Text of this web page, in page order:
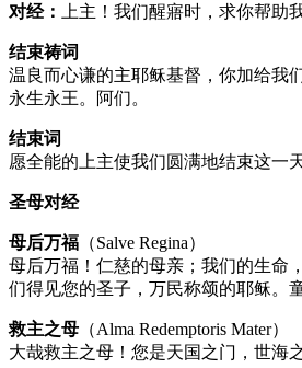
对经： 上主！我们醒寤时，求你帮助
结束祷词
温良而心谦的主耶稣基督，你加给我
永生永王。阿们。
结束词
愿全能的上主使我们圆满地结束这一
圣母对经
母后万福 （Salve Regina）
母后万福！仁慈的母亲；我们的生命
们得见您的圣子，万民称颂的耶稣。
救主之母 （Alma Redemptoris Mater）
大哉救主之母！您是天国之门，世海